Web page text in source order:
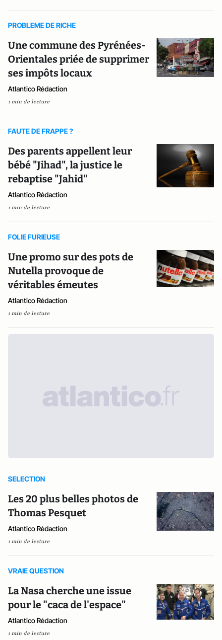
PROBLEME DE RICHE
Une commune des Pyrénées-
Orientales priée de supprimer
ses impôts locaux
Atlantico Rédaction
1 min de lecture
FAUTE DE FRAPPE ?
Des parents appellent leur
bébé "Jihad", la justice le
rebaptise "Jahid"
Atlantico Rédaction
1 min de lecture
FOLIE FURIEUSE
Une promo sur des pots de
Nutella provoque de
véritables émeutes
Atlantico Rédaction
1 min de lecture
SELECTION
Les 20 plus belles photos de
Thomas Pesquet
Atlantico Rédaction
1 min de lecture
VRAIE QUESTION
La Nasa cherche une issue
pour le "caca de l'espace"
Atlantico Rédaction
1 min de lecture